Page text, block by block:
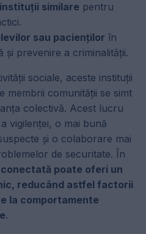
similare pentru
sau pacienților în
și prevenire a criminalității.
sociale, aceste instituții
membrii comunității se simt
colectivă. Acest lucru
vigilenței, o mai bună
și o colaborare mai
de securitate. În
poate oferi un
reducând astfel factorii
la comportamente
.